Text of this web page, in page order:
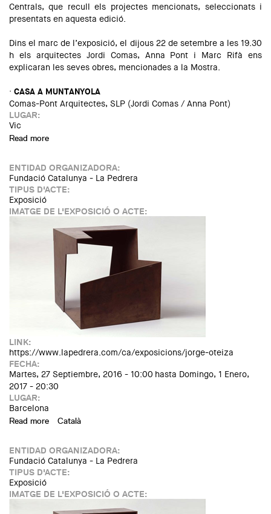
Centrals, que recull els projectes mencionats, seleccionats i
presentats en aquesta edició.
Dins el marc de l’exposició, el dijous 22 de setembre a les 19.30
h els arquitectes Jordi Comas, Anna Pont i Marc Rifà ens
explicaran les seves obres, mencionades a la Mostra.
· CASA A MUNTANYOLA
Comas-Pont Arquitectes, SLP (Jordi Comas / Anna Pont)
LUGAR:
Vic
Read more
ENTIDAD ORGANIZADORA:
Fundació Catalunya - La Pedrera
TIPUS D'ACTE:
Exposició
IMATGE DE L'EXPOSICIÓ O ACTE:
LINK:
https://www.lapedrera.com/ca/exposicions/jorge-oteiza
FECHA:
Martes, 27 Septiembre, 2016 - 10:00 hasta Domingo, 1 Enero,
2017 - 20:30
LUGAR:
Barcelona
Read more about Exposición: "Jorge Oteiza"
Català
ENTIDAD ORGANIZADORA:
Fundació Catalunya - La Pedrera
TIPUS D'ACTE:
Exposició
IMATGE DE L'EXPOSICIÓ O ACTE: